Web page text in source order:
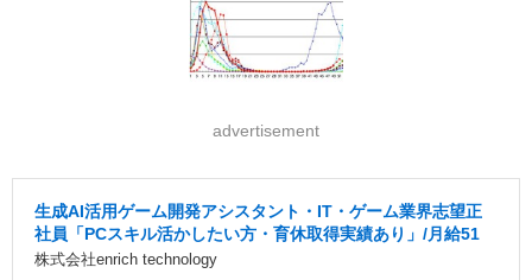
advertisement
生成AI活用ゲーム開発アシスタント・IT・ゲーム業界志望正
社員「PCスキル活かしたい方・育休取得実績あり」/月給51
株式会社enrich technology